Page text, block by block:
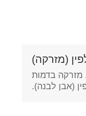
(מזרקה)
מזרקה בדמות
(אבן לבנה).